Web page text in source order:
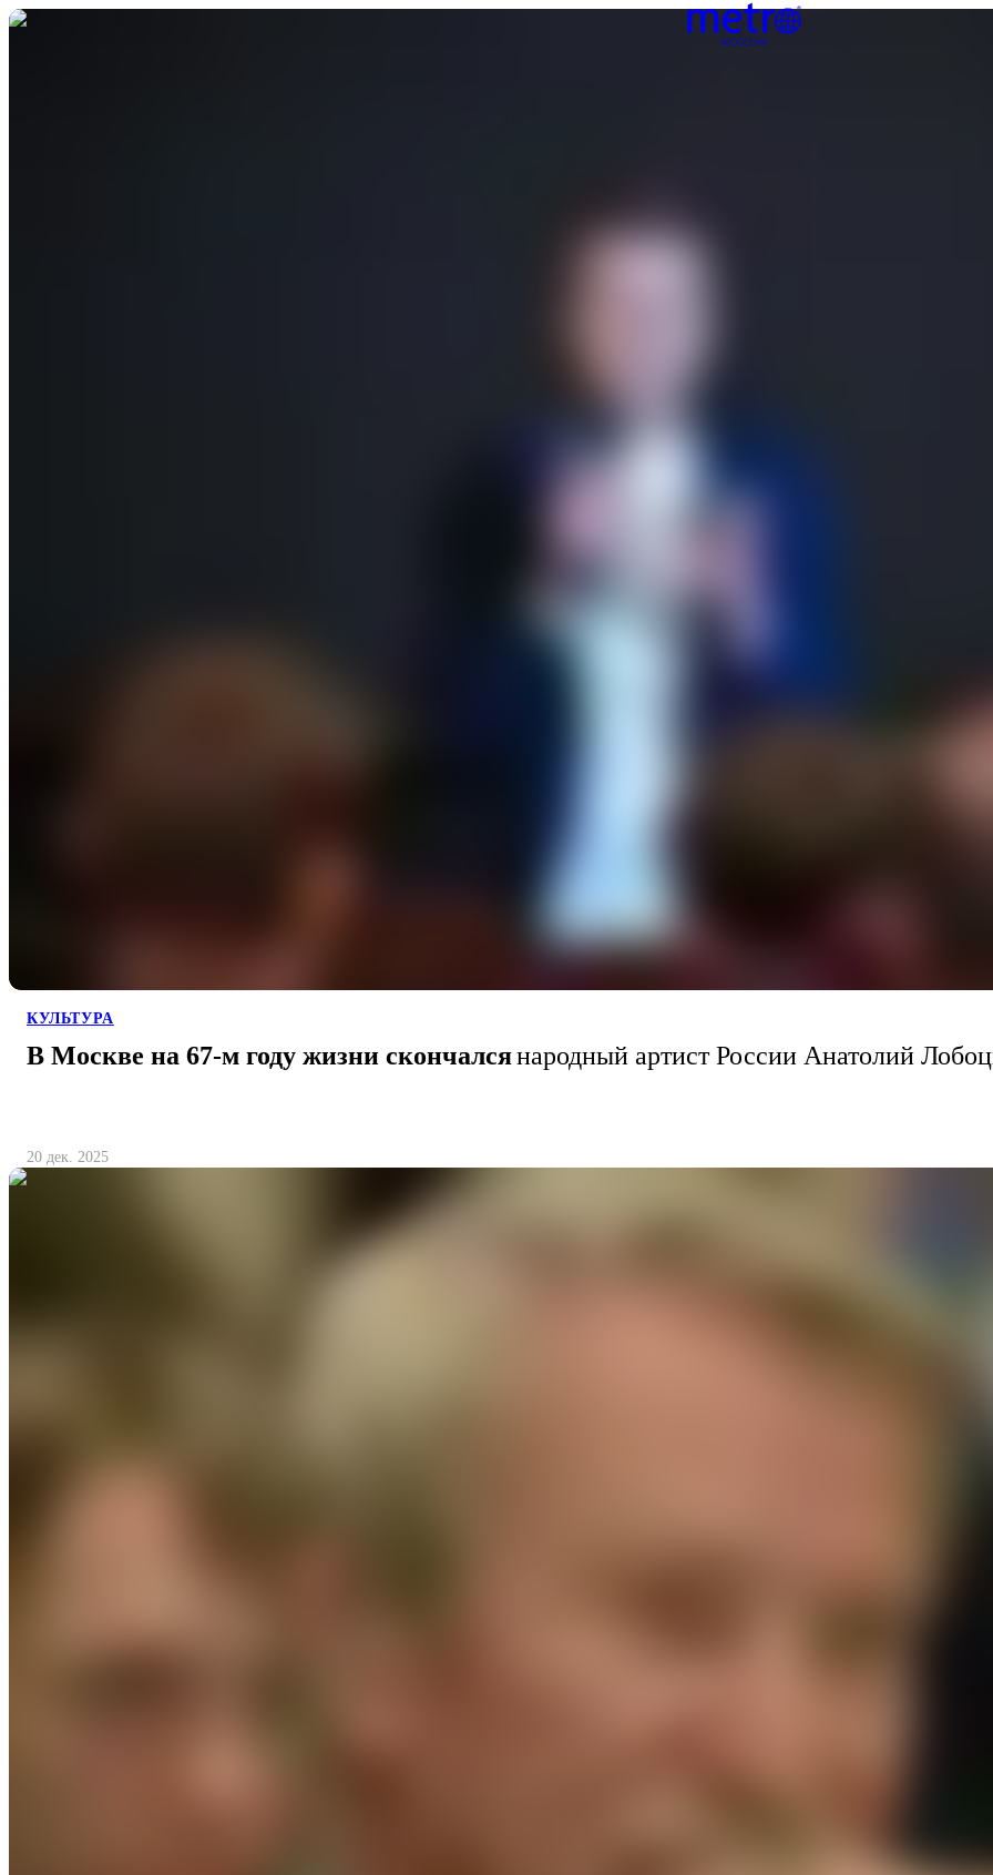
КУЛЬТУРА
В Москве на 67-м году жизни скончалсянародный артист России Анатолий
20 дек. 2025